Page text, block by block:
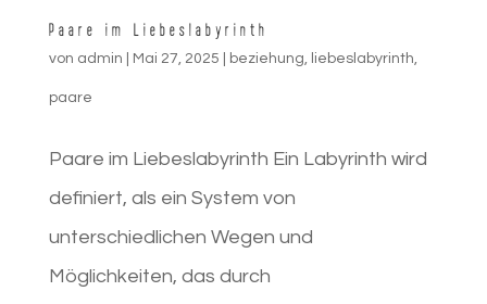
Paare im Liebeslabyrinth
von admin Mai 27, 2025 beziehung, liebeslabyrinth,
paare
Paare im Liebeslabyrinth Ein Labyrinth wird
definiert, als ein System von
unterschiedlichen Wegen und
Möglichkeiten, das durch